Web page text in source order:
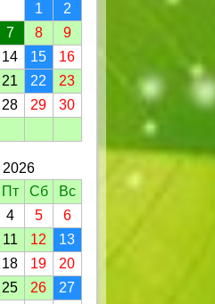
1
2
7 8
9
14 15
16
21 22
23
28 29
30
2026
Пт Сб
Вс
4 5
6
11 12
13
18 19
20
25 26
27